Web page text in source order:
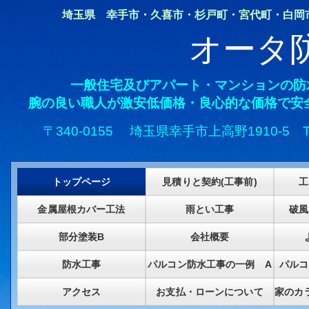
埼玉県 幸手市・久喜市・杉戸町・宮代町・白岡市
オータ
一般住宅及びアパート・マンションの
腕の良い職人が激安低価格・良心的な価格で
〒340-0155 埼玉県幸手市上高野1910-5
トップページ 見積りと契約(工事前)
金属屋根カバー工法 雨とい工事 破
部分塗装B 会社概要
防水工事 パルコン防水工事の一例 A パル
アクセス お支払・ローンについて 家のカ